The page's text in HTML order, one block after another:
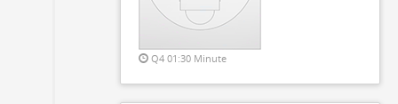
Q4 01:30 Minute